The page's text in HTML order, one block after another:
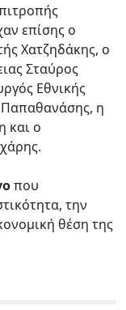
επίσης ο
Χατζηδάκης, ο
Σταύρος
Εθνικής
Παπαθανάσης, η
και ο
που
την
θέση της